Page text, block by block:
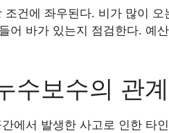
조건에 좌우된다. 비가 많이
어 바가 있는지 점검한다. 예
수보수의 관계
에서 발생한 사고로 인한 타